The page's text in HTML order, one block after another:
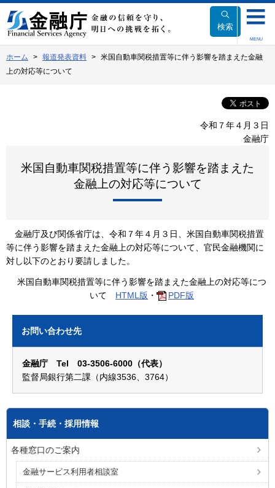
文
へ
動
検索
MENU
ホーム 報道発表資料
米国自動車関税措置等に伴う影響を踏まえた金融
上の対応等について
令和７年４月３日
金融庁
米国自動車関税措置等に伴う影響を踏まえた
金融上の対応等について
金融庁及び関係省庁は、令和７年４月３日、米国自動車関税措置
等に伴う影響を踏まえた金融上の対応等について、官民金融機関に
対し以下のとおり要請しました。
米国自動車関税措置等に伴う影響を踏まえた金融上の対応等につ
いて HTML版 ・ PDF版
お問い合わせ先
金融庁 Tel 03-3506-6000（代表）
監督局銀行第二課（内線3536、3764）
相談・手続・採用情報
各種窓口のご案内
金融サービス利用者相談室